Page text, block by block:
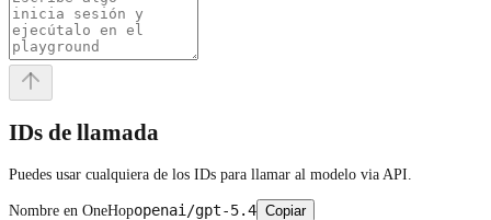
IDs de llamada
Puedes usar cualquiera de los IDs para llamar al modelo via API.
Nombre en OneHopopenai/gpt-5.4 Copiar